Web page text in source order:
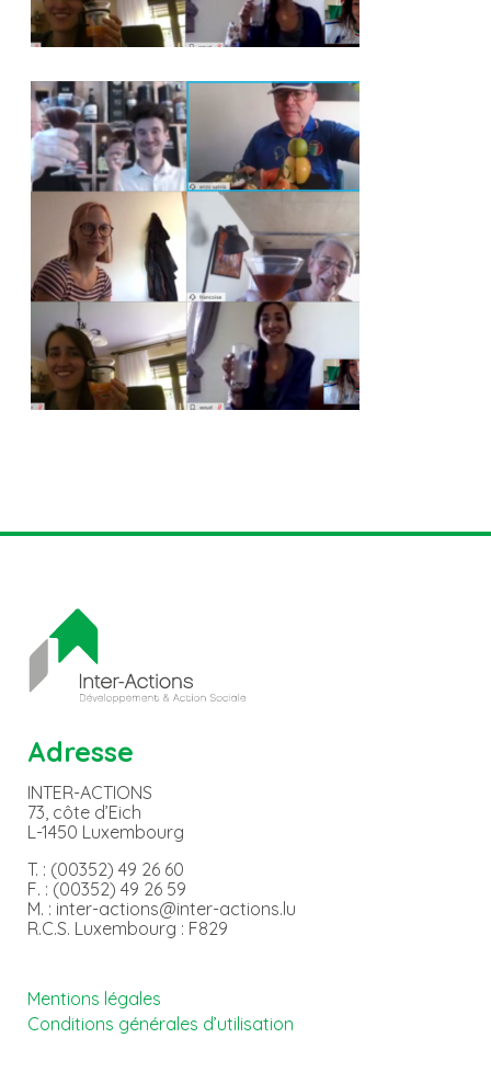
Adresse
INTER-ACTIONS
73, côte d’Eich
L-1450 Luxembourg
T. : (00352) 49 26 60
F. : (00352) 49 26 59
M. : inter-actions@inter-actions.lu
R.C.S. Luxembourg : F829
Mentions légales
Conditions générales d’utilisation